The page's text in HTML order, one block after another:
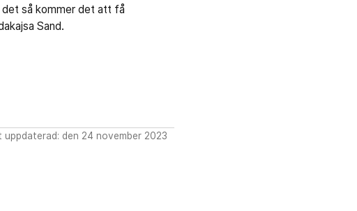
det så kommer det att få
Sand.
uppdaterad: den 24 november 2023